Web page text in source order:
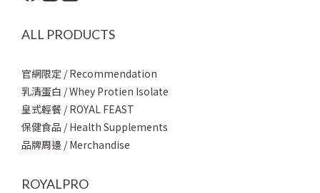
ALL PRODUCTS
官網限定 / Recommendation
乳清蛋白 / Whey Protien Isolate
皇式輕餐 / ROYAL FEAST
保健食品 / Health Supplements
品牌周邊 / Merchandise
ROYALPRO